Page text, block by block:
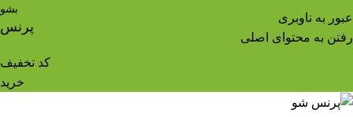
عبور به ناوبری
رفتن به محتوای اصلی
بشو
پرنس
کد تخفیف
خرید